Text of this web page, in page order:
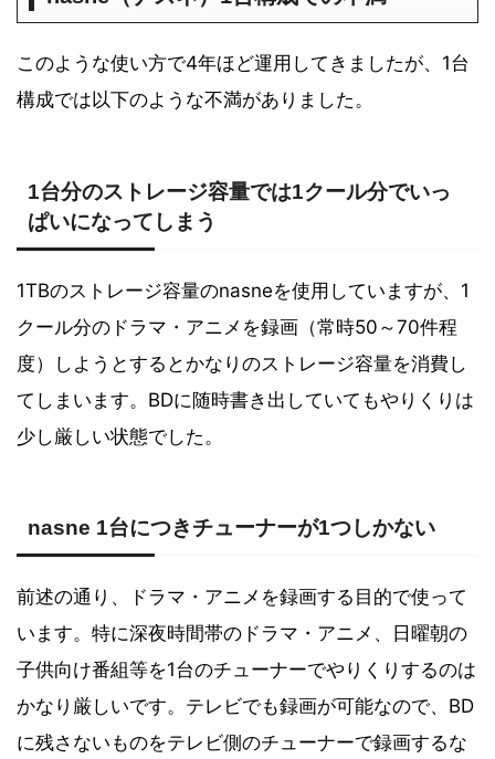
このような使い方で4年ほど運用してきましたが、1台
構成では以下のような不満がありました。
1台分のストレージ容量では1クール分でいっ
ぱいになってしまう
1TBのストレージ容量のnasneを使用していますが、1
クール分のドラマ・アニメを録画（常時50～70件程
度）しようとするとかなりのストレージ容量を消費し
てしまいます。BDに随時書き出していてもやりくりは
少し厳しい状態でした。
nasne 1台につきチューナーが1つしかない
前述の通り、ドラマ・アニメを録画する目的で使って
います。特に深夜時間帯のドラマ・アニメ、日曜朝の
子供向け番組等を1台のチューナーでやりくりするのは
かなり厳しいです。テレビでも録画が可能なので、BD
に残さないものをテレビ側のチューナーで録画するな